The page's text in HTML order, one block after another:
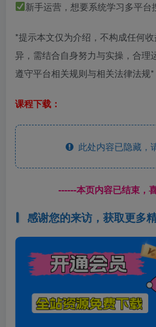
新手运营，想要系统学习多平台
*提示本文仅为介绍，不构成任何
异，需结合自身努力与实操，合理
遵守平台相关规则与相关法律法规*
课程下载：
此处内容已隐藏，
------本页内容已结束，
感谢您的来访，获取更多